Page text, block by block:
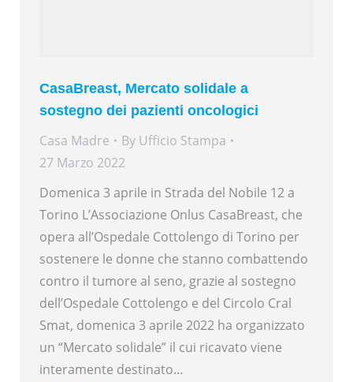
CasaBreast, Mercato solidale a
sostegno dei pazienti oncologici
Casa Madre By Ufficio Stampa
27 Marzo 2022
Domenica 3 aprile in Strada del Nobile 12 a
Torino L’Associazione Onlus CasaBreast, che
opera all’Ospedale Cottolengo di Torino per
sostenere le donne che stanno combattendo
contro il tumore al seno, grazie al sostegno
dell’Ospedale Cottolengo e del Circolo Cral
Smat, domenica 3 aprile 2022 ha organizzato
un “Mercato solidale” il cui ricavato viene
interamente destinato…